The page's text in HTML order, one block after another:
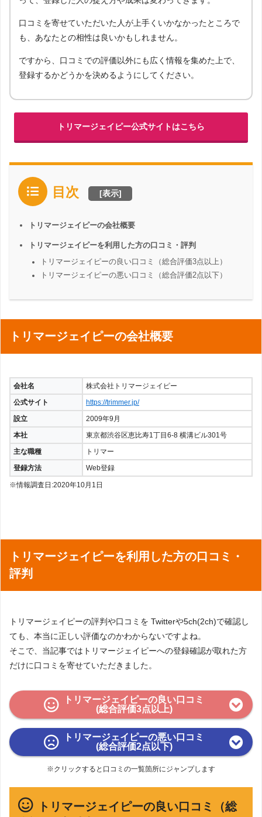
口コミを寄せていただいた人が上手くいかなかったところで
も、あなたとの相性は良いかもしれません。
ですから、口コミでの評価以外にも広く情報を集めた上で、
登録するかどうかを決めるようにしてください。
トリマージェイピー公式サイトはこちら
目次 [表示]
トリマージェイピーの会社概要
トリマージェイピーを利用した方の口コミ・評判
トリマージェイピーの良い口コミ（総合評価3点以上）
トリマージェイピーの悪い口コミ（総合評価2点以下）
トリマージェイピーの会社概要
会社名
株式会社トリマージェイピー
公式サイト
https://trimmer.jp/
設立
2009年9月
本社
東京都渋谷区恵比寿1丁目6-8 横溝ビル301号
主な職種
トリマー
登録方法
Web登録
※情報調査日:2020年10月1日
トリマージェイピーを利用した方の口コミ・
評判
トリマージェイピーの評判や口コミを Twitterや5ch(2ch)で確認し
ても、本当に正しい評価なのかわからないですよね。
そこで、当記事ではトリマージェイピーへの登録確認が取れた方
だけに口コミを寄せていただきました。
トリマージェイピーの良い口コミ
(総合評価3点以上)
トリマージェイピーの悪い口コミ
(総合評価2点以下)
※クリックすると口コミの一覧箇所にジャンプします
トリマージェイピーの良い口コミ（総